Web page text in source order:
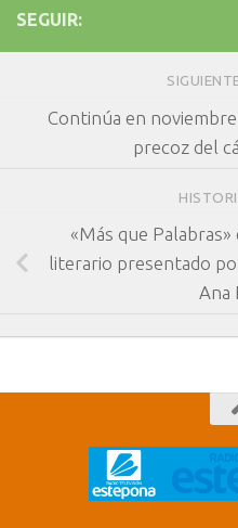
SEGUIR:
Continúa en
precoz del
«Más que
literario presentado
Ana